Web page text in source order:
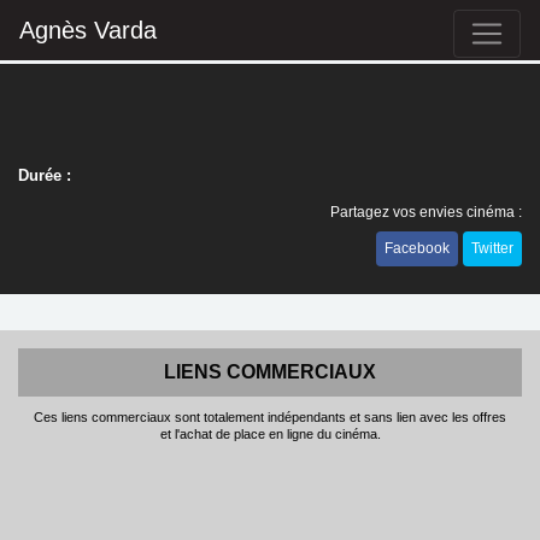
Agnès Varda
Durée :
Partagez vos envies cinéma :
Facebook Twitter
LIENS COMMERCIAUX
Ces liens commerciaux sont totalement indépendants et sans lien avec les offres
et l'achat de place en ligne du cinéma.